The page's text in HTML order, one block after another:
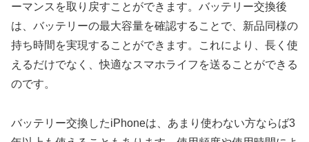
ーマンスを取り戻すことができます。バッテリー交換後
は、バッテリーの最大容量を確認することで、新品同様の
持ち時間を実現することができます。これにより、長く使
えるだけでなく、快適なスマホライフを送ることができる
のです。
バッテリー交換したiPhoneは、あまり使わない方ならば3